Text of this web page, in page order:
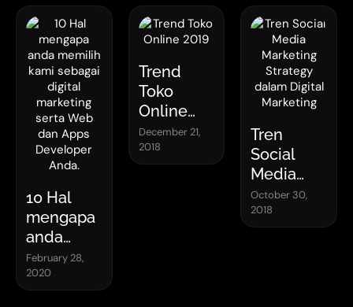
10 Hal
mengapa
anda
memilih
kami
sebagai
February 28,
2020
Trend
Toko
Online
2019
December 21,
2018
Tren
Social
Media
Marketing
Strategy
dalam
October 30,
2018